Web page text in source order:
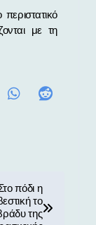
με τη
πόδι η
το
της